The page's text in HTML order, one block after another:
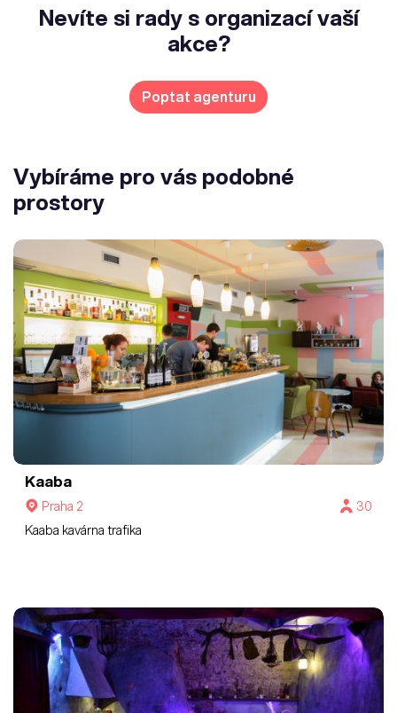
Nevíte si rady s organizací vaší
akce?
Poptat agenturu
Vybíráme pro vás podobné
prostory
Kaaba
Praha 2
30
Kaaba kavárna trafika